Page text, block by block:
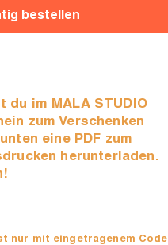
bestellen
du im MALA STUDIO
zum Verschenken
eine PDF zum
herunterladen.
nur mit eingetragenem Code